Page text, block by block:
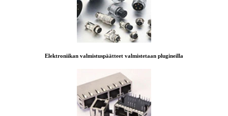
Elektroniikan valmistuspäätteet valmistetaan plugineilla